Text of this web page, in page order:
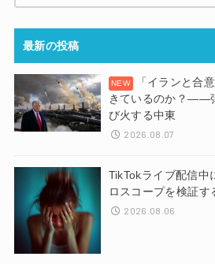
最新の投稿
「イランと合
きているのか？——
び火する中東
2026.08.07
TikTokライブ配信中
ロスコープを検証す
2026.08.06